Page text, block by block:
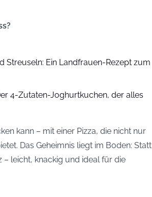
Streuseln: Ein Landfrauen-Rezept zum
4-Zutaten-Joghurtkuchen, der alles
kann – mit einer Pizza, die nicht nur
Das Geheimnis liegt im Boden: Statt
leicht, knackig und ideal für die